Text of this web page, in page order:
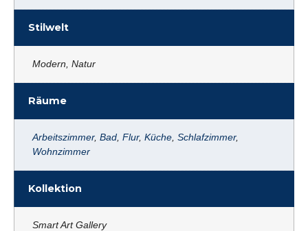
Stilwelt
Modern, Natur
Räume
Arbeitszimmer, Bad Flur, Küche Schlafzimmer,
Wohnzimmer
Kollektion
Smart Art Gallery